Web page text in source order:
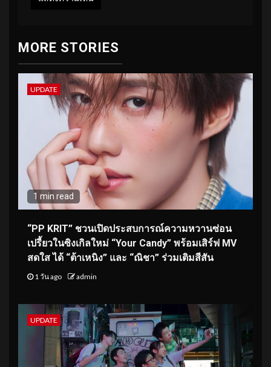
MORE STORIES
UPDATE
1 min read
“PP KRIT” ชวนเปิดประสบการณ์ความหวานซ่อน
เปรี้ยวในซิงเกิลใหม่ “Your Candy” พร้อมเสิร์ฟ MV
สดใส ได้ “ต้าเหนิง” และ “ณิชา” ร่วมเติมสีสัน
1 วัน ago admin
UPDATE